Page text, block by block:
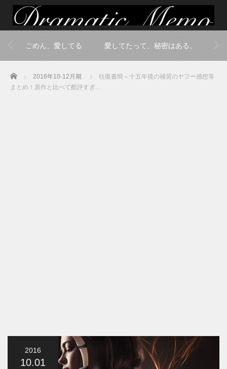
ごめん、愛してる 愛してたって、秘密はある。
Home 2016年10-12月期
往復書簡～十五年後の補習のヤフー感想等
まとめ！原作と比べて酷評すぎ…
2016
10.01